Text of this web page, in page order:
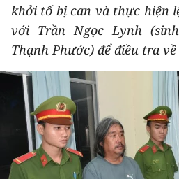
DU LỊCH
THẾ GIỚI
THỂ THAO
GIÁO DỤC
Y TẾ
khởi tố bị can và thực hiện
với Trần Ngọc Lynh
Thạnh Phước) để điều tra